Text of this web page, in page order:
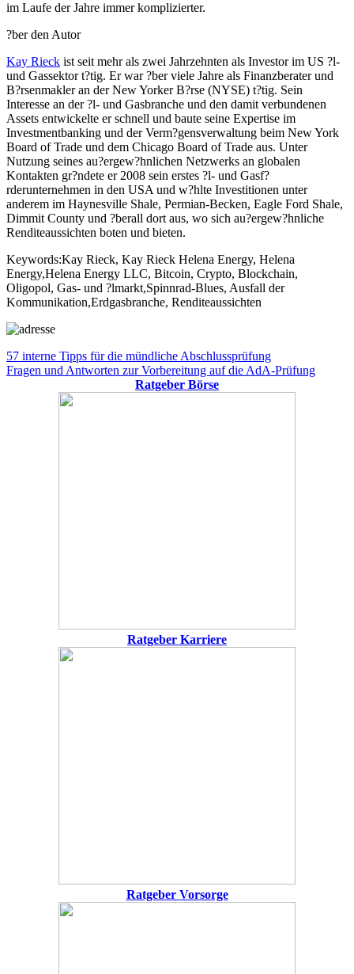
im Laufe der Jahre immer komplizierter.
?ber den Autor
Kay Rieck ist seit mehr als zwei Jahrzehnten als Investor im US ?l-
und Gassektor t?tig. Er war ?ber viele Jahre als Finanzberater und
B?rsenmakler an der New Yorker B?rse (NYSE) t?tig. Sein
Interesse an der ?l- und Gasbranche und den damit verbundenen
Assets entwickelte er schnell und baute seine Expertise im
Investmentbanking und der Verm?gensverwaltung beim New York
Board of Trade und dem Chicago Board of Trade aus. Unter
Nutzung seines au?ergew?hnlichen Netzwerks an globalen
Kontakten gr?ndete er 2008 sein erstes ?l- und Gasf?
rderunternehmen in den USA und w?hlte Investitionen unter
anderem im Haynesville Shale, Permian-Becken, Eagle Ford Shale,
Dimmit County und ?berall dort aus, wo sich au?ergew?hnliche
Renditeaussichten boten und bieten.
Keywords:Kay Rieck, Kay Rieck Helena Energy, Helena
Energy,Helena Energy LLC, Bitcoin, Crypto, Blockchain,
Oligopol, Gas- und ?lmarkt,Spinnrad-Blues, Ausfall der
Kommunikation,Erdgasbranche, Renditeaussichten
Beitragsnavigation
Vorheriger
Beitrag:
57 interne Tipps für die mündliche Abschlussprüfung
Nächster
Fragen und Antworten zur Vorbereitung auf die AdA-Prüfung
Ratgeber Börse
Ratgeber Karriere
Ratgeber Vorsorge